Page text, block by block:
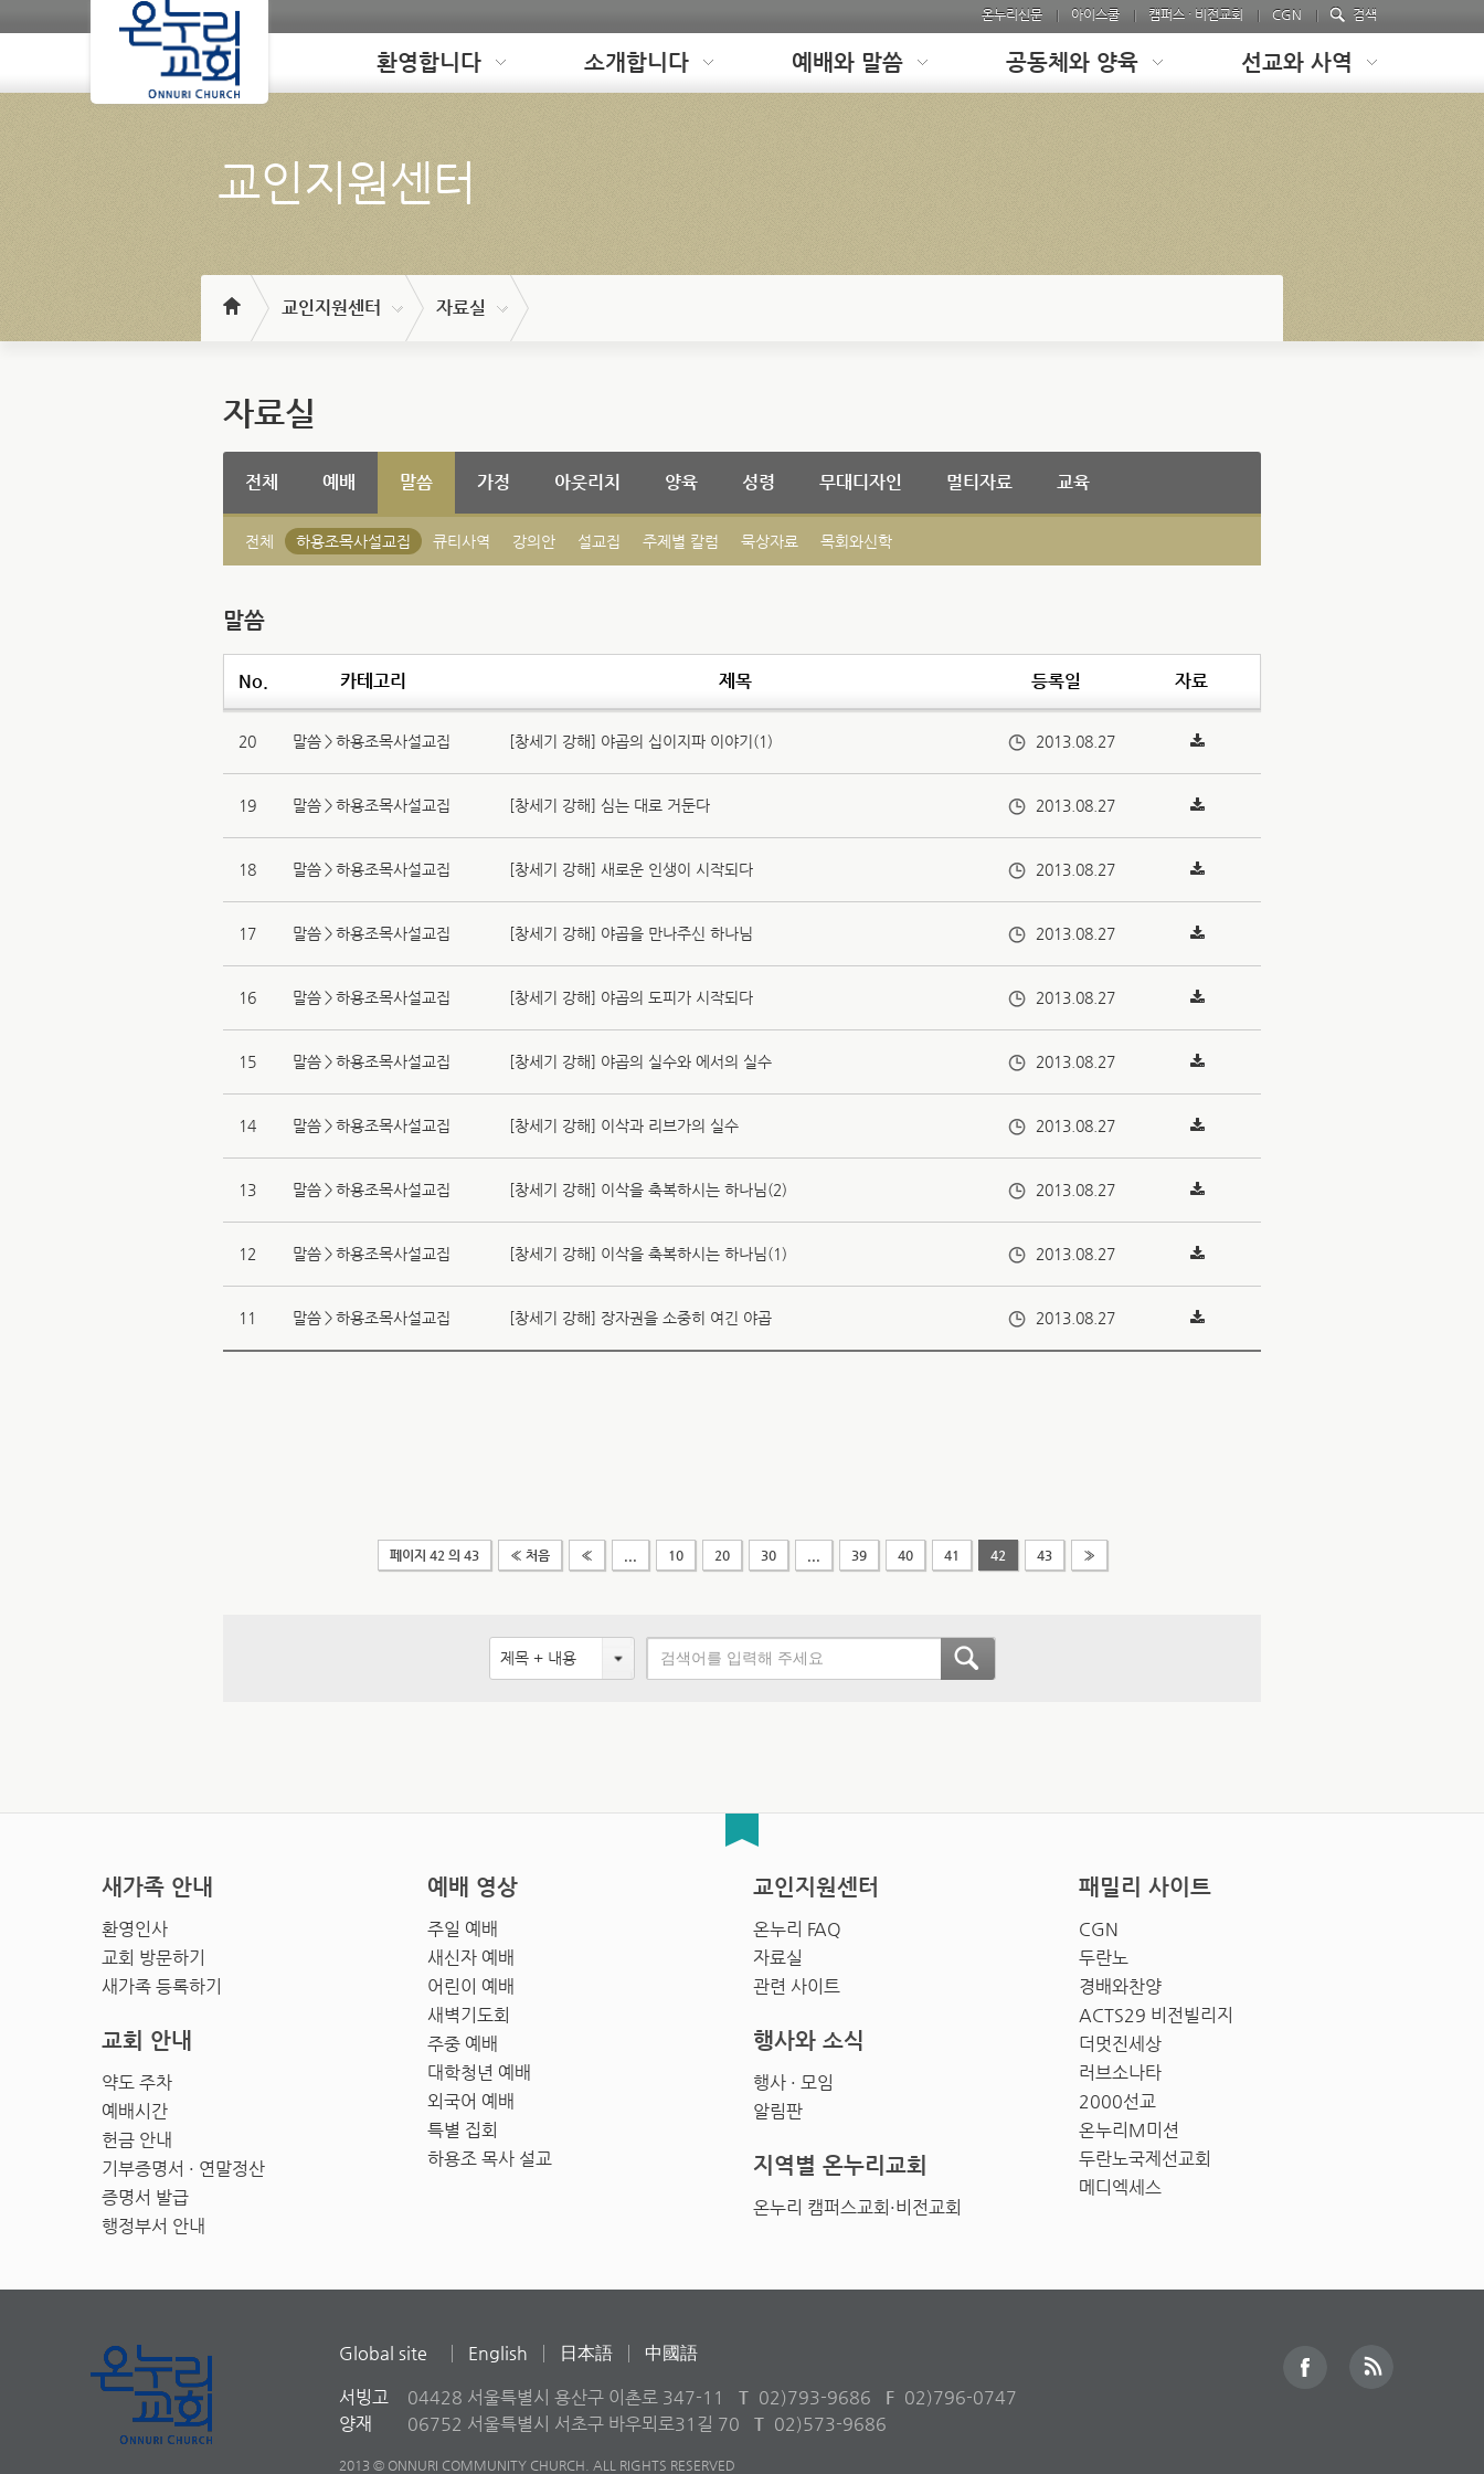
온누리신문 아이스쿨 캠퍼스 · 비전교회 CGN 검색
Loading 환영합니다 소개합니다 예배와 말씀 공동체와 양육 선교와 사역
교인지원센터
교인지원센터 자료실
자료실
전체 예배 말씀 가정 아웃리치 양육 성령 무대디자인 멀티자료 교육
전체 하용조목사설교집 큐티사역 강의안 설교집 주제별 칼럼 묵상자료 목회와신학
말씀
No. 카테고리 제목 등록일 자료
20 말씀＞하용조목사설교집 [창세기 강해] 야곱의 십이지파 이야기(1) 2013.08.27
19 말씀＞하용조목사설교집 [창세기 강해] 심는 대로 거둔다 2013.08.27
18 말씀＞하용조목사설교집 [창세기 강해] 새로운 인생이 시작되다 2013.08.27
17 말씀＞하용조목사설교집 [창세기 강해] 야곱을 만나주신 하나님 2013.08.27
16 말씀＞하용조목사설교집 [창세기 강해] 야곱의 도피가 시작되다 2013.08.27
15 말씀＞하용조목사설교집 [창세기 강해] 야곱의 실수와 에서의 실수 2013.08.27
14 말씀＞하용조목사설교집 [창세기 강해] 이삭과 리브가의 실수 2013.08.27
13 말씀＞하용조목사설교집 [창세기 강해] 이삭을 축복하시는 하나님(2) 2013.08.27
12 말씀＞하용조목사설교집 [창세기 강해] 이삭을 축복하시는 하나님(1) 2013.08.27
11 말씀＞하용조목사설교집 [창세기 강해] 장자권을 소중히 여긴 야곱 2013.08.27
페이지 42 의 43 « 처음 « 10 20 30 39 40 41 42 43 »
제목 + 내용
새가족 안내
환영인사
교회 방문하기
새가족 등록하기
예배 영상
주일 예배
새신자 예배
어린이 예배
새벽기도회
주중 예배
대학청년 예배
외국어 예배
특별 집회
하용조 목사 설교
교인지원센터
온누리 FAQ
자료실
관련 사이트
패밀리 사이트
CGN
두란노
경배와찬양
ACTS29 비전빌리지
더멋진세상
러브소나타
2000선교
온누리M미션
두란노국제선교회
메디엑세스
교회 안내
약도 주차
예배시간
헌금 안내
기부증명서 · 연말정산
증명서 발급
행정부서 안내
행사와 소식
행사 · 모임
알림판
지역별 온누리교회
온누리 캠퍼스교회·비전교회
Global site English 日本語 中國語
서빙고 04428 서울특별시 용산구 이촌로 347-11 T 02)793-9686 F 02)796-0747
양재
06752 서울특별시 서초구 바우뫼로31길 70 T 02)573-9686
2013 © ONNURI COMMUNITY CHURCH. ALL RIGHTS RESERVED